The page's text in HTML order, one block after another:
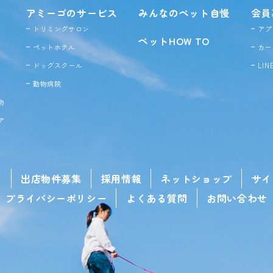
アミーゴのサービス
トリミングサロン
ペットホテル
ドッグスクール
動物病院
みんなのペット自慢
ペットHOW TO
会
ア
カ
出店物件募集 採用情報 ネットショップ
サ
プライバシーポリシー
よくある質問 お問い合わせ